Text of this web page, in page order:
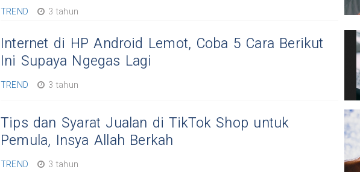
TREND 3 tahun
Internet di HP Android Lemot, Coba 5 Cara Berikut
Ini Supaya Ngegas Lagi
TREND 3 tahun
Tips dan Syarat Jualan di TikTok Shop untuk
Pemula, Insya Allah Berkah
TREND 3 tahun